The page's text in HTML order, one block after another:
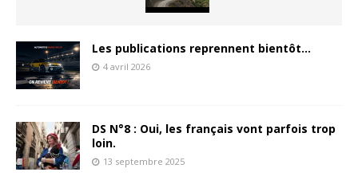
Les publications reprennent bientôt…
4 avril 2026
DS N°8 : Oui, les français vont parfois trop
loin.
13 septembre 2025